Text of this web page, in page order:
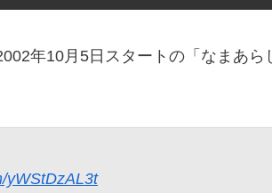
年10月5日スタートの「なまあら
yWStDzAL3t